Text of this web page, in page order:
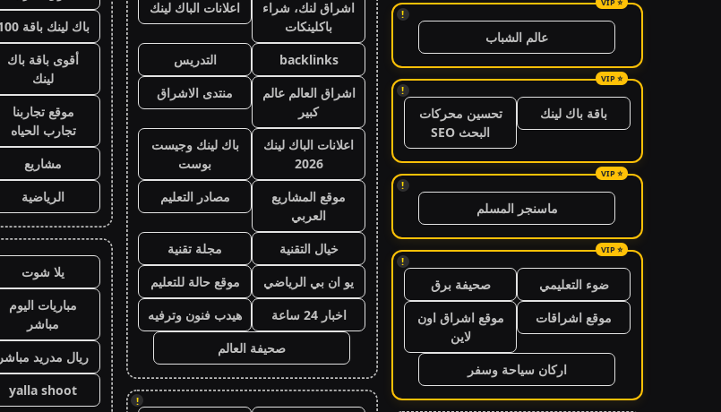
!
عالم الشباب
!
باقة باك لينك
تحسين محركات
البحث SEO
!
ماسنجر المسلم
!
ضوء التعليمي
صحيفة برق
موقع اشراقات
موقع اشراق اون
لاين
اركان سياحة وسفر
اشراق لنك، شراء
باكلينكات
اعلانات الباك لينك
backlinks
التدريس
اشراق العالم عالم
كبير
منتدى الاشراق
اعلانات الباك لينك
2026
باك لينك وجيست
بوست
موقع المشاريع
العربي
مصادر التعليم
خيال التقنية
مجلة تقنية
يو ان بي الرياضي
موقع حالة للتعليم
اخبار 24 ساعة
هيدب فنون وترفيه
صحيفة العالم
!
باك لينك باقة 100
أقوى باقة باك
لينك
موقع تجاربنا
تجارب الحياه
مشاريع
الرياضية
يلا شوت
مباريات اليوم
مباشر
ريال مدريد مباشر
yalla shoot